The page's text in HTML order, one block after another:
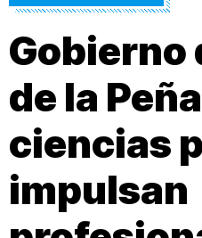
Gobierno
de la
ciencias
impulsan